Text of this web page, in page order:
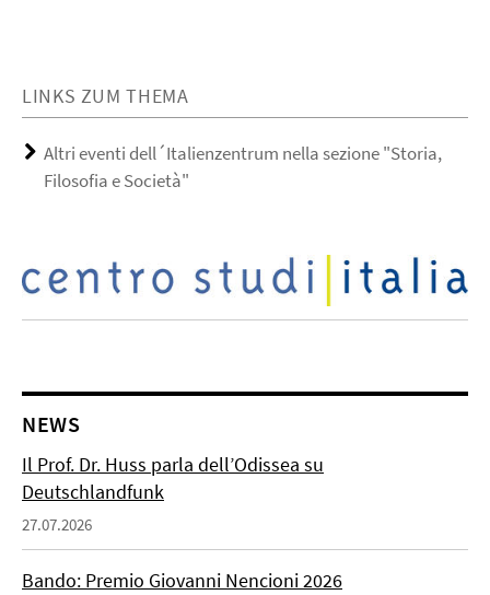
LINKS ZUM THEMA
Altri eventi dell´Italienzentrum nella sezione "Storia,
Filosofia e Società"
NEWS
Il Prof. Dr. Huss parla dell’Odissea su
Deutschlandfunk
27.07.2026
Bando: Premio Giovanni Nencioni 2026